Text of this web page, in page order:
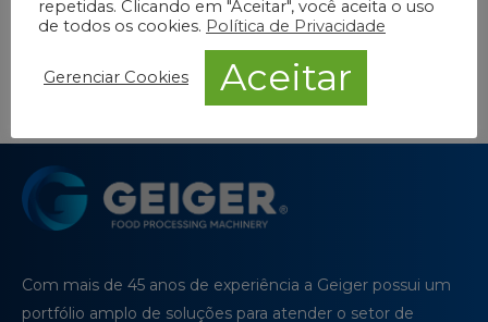
VOLTAR PARA APLICAÇÕES
Com mais de 45 anos de experiência a Geiger possui um
portfólio amplo de soluções para atender o setor de
repetidas. Clicando em "Aceitar", você aceita o uso
de todos os cookies. Política de Privacidade
Gerenciar Cookies Aceitar